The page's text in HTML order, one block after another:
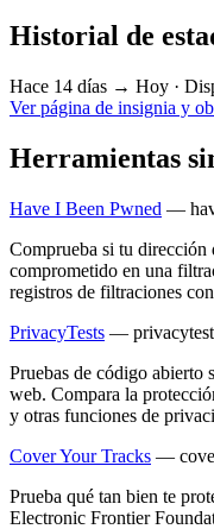
Historial de
Hace 14 días → Hoy ·
Ver página de insignia y
Herramientas
Have I Been Pwned —
Comprueba si tu dirección
comprometido en una
registros de filtraciones
PrivacyTests —
Pruebas de código abierto
web. Compara la
y otras funciones de
Cover Your Tracks —
Prueba qué tan bien te
Electronic Frontier